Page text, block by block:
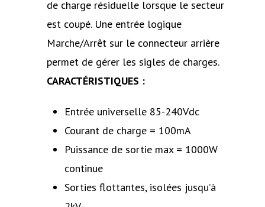
de charge résiduelle lorsque le secteur
est coupé. Une entrée logique
Marche/Arrêt sur le connecteur arrière
permet de gérer les sigles de charges.
CARACTÉRISTIQUES :
Entrée universelle 85-240Vdc
Courant de charge = 100mA
Puissance de sortie max = 1000W
continue
Sorties flottantes, isolées jusqu’à